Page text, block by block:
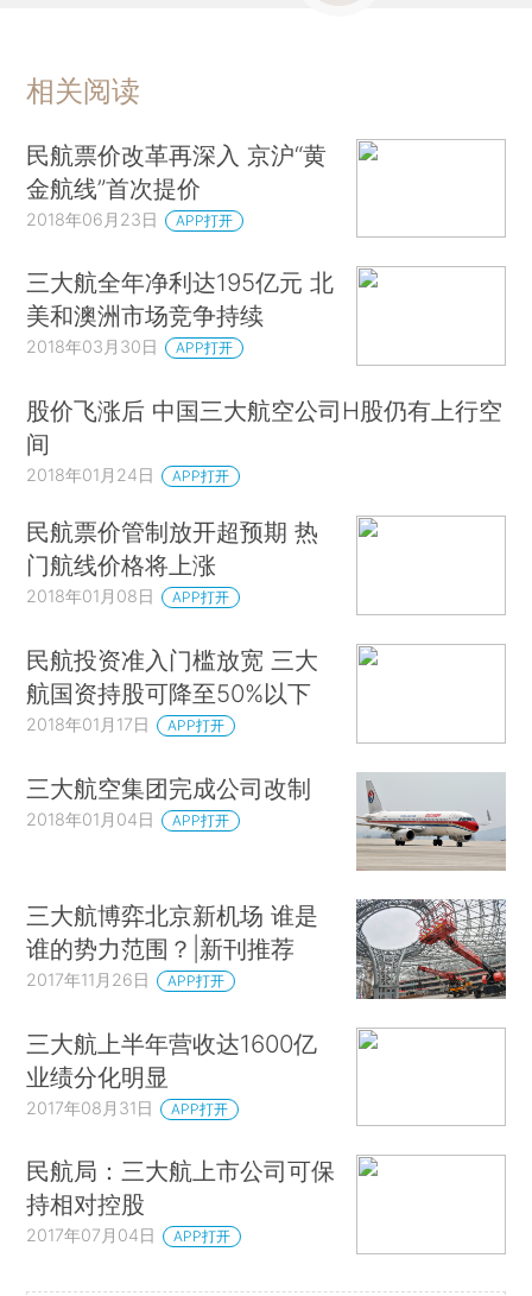
相关阅读
民航票价改革再深入 京沪“黄
金航线”首次提价
2018年06月23日 APP打开
三大航全年净利达195亿元 北
美和澳洲市场竞争持续
2018年03月30日 APP打开
股价飞涨后 中国三大航空公司H股仍有上行空
间
2018年01月24日 APP打开
民航票价管制放开超预期 热
门航线价格将上涨
2018年01月08日 APP打开
民航投资准入门槛放宽 三大
航国资持股可降至50%以下
2018年01月17日 APP打开
三大航空集团完成公司改制
2018年01月04日 APP打开
三大航博弈北京新机场 谁是
谁的势力范围？|新刊推荐
2017年11月26日 APP打开
三大航上半年营收达1600亿
业绩分化明显
2017年08月31日 APP打开
民航局：三大航上市公司可保
持相对控股
2017年07月04日 APP打开